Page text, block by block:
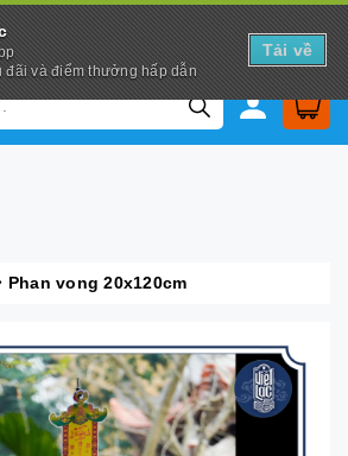
đãi và điểm thưởng hấp dẫn
Tải về
Phan vong 20x120cm